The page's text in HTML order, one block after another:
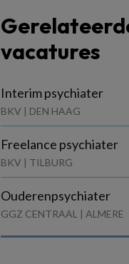
vacatures
Interim psychiater
BKV | DEN HAAG
Freelance psychiater
BKV | TILBURG
Ouderenpsychiater
GGZ CENTRAAL | ALMERE